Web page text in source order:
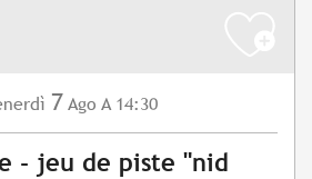
7 Ago A 14:30
- jeu de piste "nid